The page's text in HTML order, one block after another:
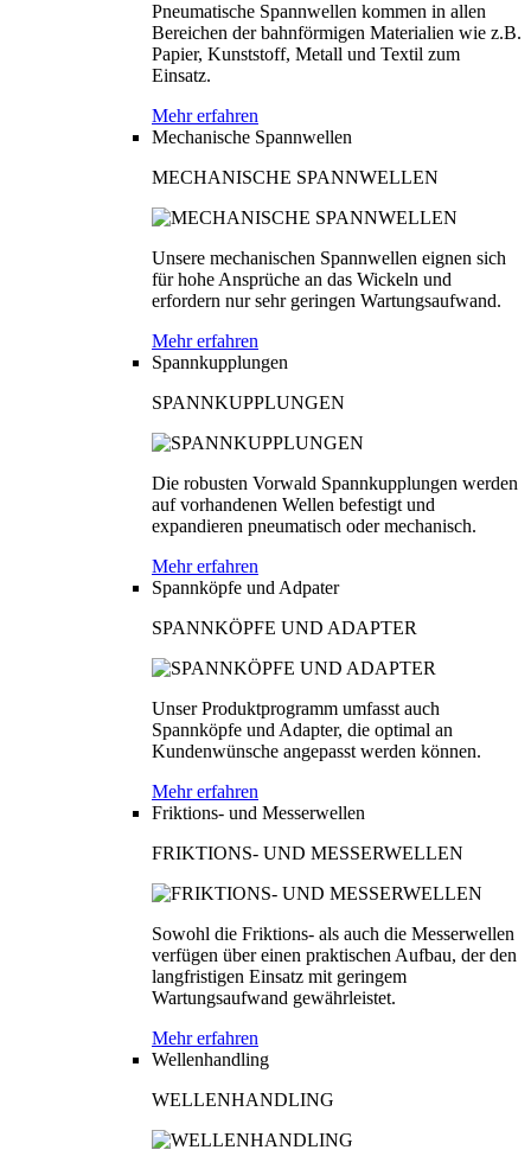
Pneumatische Spannwellen kommen in allen
Bereichen der bahnförmigen Materialien wie z.B.
Papier, Kunststoff, Metall und Textil zum
Einsatz.
Mehr erfahren
Mechanische Spannwellen
MECHANISCHE SPANNWELLEN
Unsere mechanischen Spannwellen eignen sich
für hohe Ansprüche an das Wickeln und
erfordern nur sehr geringen Wartungsaufwand.
Mehr erfahren
Spannkupplungen
SPANNKUPPLUNGEN
Die robusten Vorwald Spannkupplungen werden
auf vorhandenen Wellen befestigt und
expandieren pneumatisch oder mechanisch.
Mehr erfahren
Spannköpfe und Adpater
SPANNKÖPFE UND ADAPTER
Unser Produktprogramm umfasst auch
Spannköpfe und Adapter, die optimal an
Kundenwünsche angepasst werden können.
Mehr erfahren
Friktions- und Messerwellen
FRIKTIONS- UND MESSERWELLEN
Sowohl die Friktions- als auch die Messerwellen
verfügen über einen praktischen Aufbau, der den
langfristigen Einsatz mit geringem
Wartungsaufwand gewährleistet.
Mehr erfahren
Wellenhandling
WELLENHANDLING